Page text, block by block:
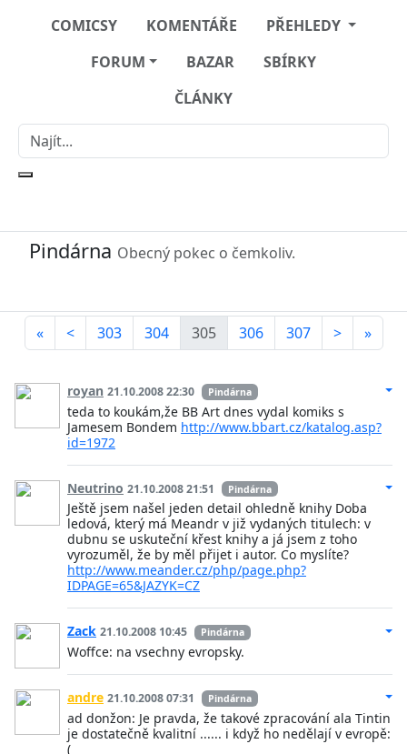
COMICSY KOMENTÁŘE
PŘEHLEDY
FORUM
BAZAR
SBÍRKY
ČLÁNKY
Pindárna Obecný pokec o čemkoliv.
« < 303 304 305 306 307 > »
royan 21.10.2008 22:30 Pindárna
teda to koukám,že BB Art dnes vydal komiks s
Jamesem Bondem http://www.bbart.cz/katalog.asp?
id=1972
Neutrino 21.10.2008 21:51 Pindárna
Ještě jsem našel jeden detail ohledně knihy Doba
ledová, který má Meandr v již vydaných titulech: v
dubnu se uskuteční křest knihy a já jsem z toho
vyrozuměl, že by měl přijet i autor. Co myslíte?
http://www.meander.cz/php/page.php?
IDPAGE=65&JAZYK=CZ
Zack 21.10.2008 10:45 Pindárna
Woffce: na vsechny evropsky.
andre 21.10.2008 07:31 Pindárna
ad donžon: Je pravda, že takové zpracování ala Tintin
je dostatečně kvalitní ...... i když ho nedělají v evropě:
(